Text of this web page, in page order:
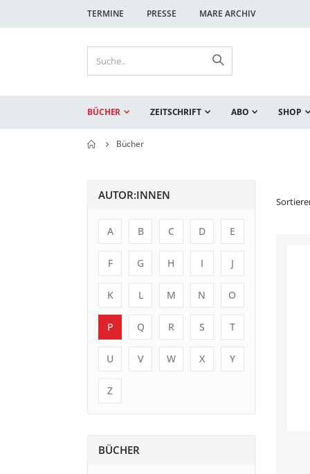
TERMINE PRESSE MARE ARCHIV
BÜCHER ZEITSCHRIFT ABO SHOP
Bücher
AUTOR:INNEN
A B C D E
F G H I J
K L M N O
P Q R S T
U V W X Y
Z
BÜCHER